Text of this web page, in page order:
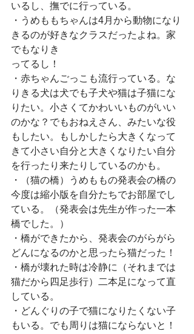
いるし、撫でに行っている。
・うめももちゃんは4月から動物になり
きるのが好きなクラスだったよね。家
でもなりき
ってるし！
・赤ちゃんごっこも流行っている。な
りきる犬は犬でも子犬や猫は子猫にな
りたい。小さくてかわいいものがいい
のかな？でもおねえさん、みたいな役
もしたい。もしかしたら大きくなって
きて小さい自分と大きくなりたい自分
を行ったり来たりしているのかも。
・（猫の橋）うめももの発表会の橋の
今度は縮小版を自分たちでお部屋でし
ている。（発表会は先生が作った一本
橋でした。）
・橋ができたから、発表会のがらがら
どんになるのかと思ったら猫だった！
・橋が壊れた時は冷静に（それまでは
猫だから四足歩行）二本足になって直
している。
・どんぐりの子で猫になりたくない子
もいる。でも周りは猫にならないと！